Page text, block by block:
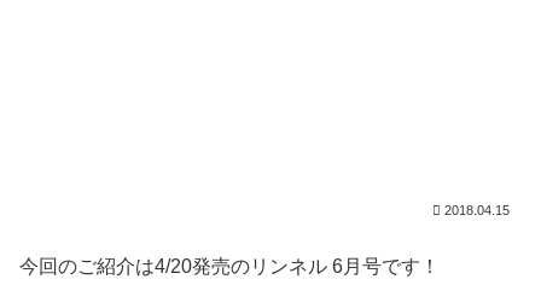
2018.04.15
今回のご紹介は4/20発売のリンネル 6月号です！